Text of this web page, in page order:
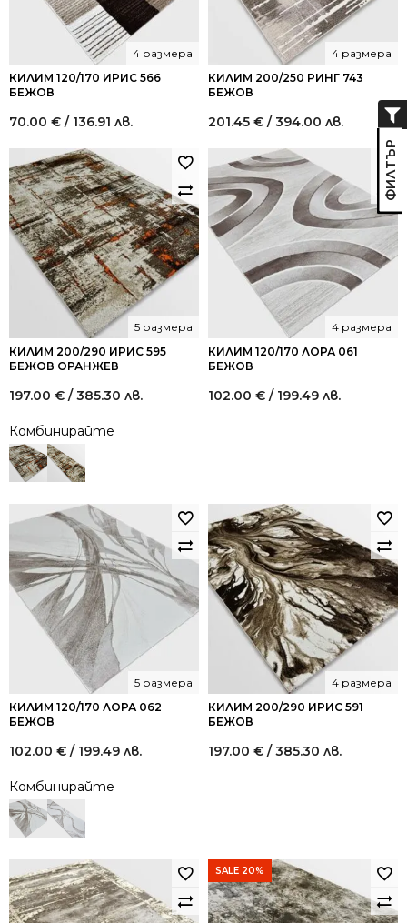
КИЛИМ 120/170 ИРИС 566
БЕЖОВ
4 размера
70.00 € / 136.91 лв.
КИЛИМ 200/250 РИНГ 743
БЕЖОВ
4 размера
201.45 € / 394.00 лв.
КИЛИМ 200/290 ИРИС 595
БЕЖОВ ОРАНЖЕВ
5 размера
197.00 € / 385.30 лв.
Комбинирайте
КИЛИМ 120/170 ЛОРА 061
БЕЖОВ
4 размера
102.00 € / 199.49 лв.
КИЛИМ 120/170 ЛОРА 062
БЕЖОВ
5 размера
102.00 € / 199.49 лв.
Комбинирайте
КИЛИМ 200/290 ИРИС 591
БЕЖОВ
4 размера
197.00 € / 385.30 лв.
SALE 20%